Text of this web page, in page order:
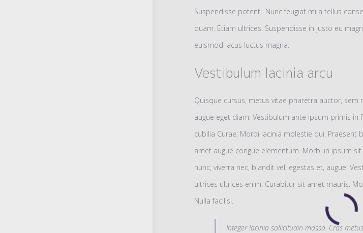
Suspendisse potenti. Nunc feugiat mi a tellus
quam. Etiam ultrices. Suspendisse in justo eu
euismod lacus luctus magna.
Vestibulum lacinia arcu
Quisque cursus, metus vitae pharetra auctor,
augue eget diam. Vestibulum ante ipsum primis
cubilia Curae; Morbi lacinia molestie dui. Praesent
amet augue congue elementum. Morbi in ipsum
nunc, viverra nec, blandit vel, egestas et, augue.
ultrices ultrices enim. Curabitur sit amet mauris.
Nulla facilisi.
Integer lacinia sollicitudin massa. Cras